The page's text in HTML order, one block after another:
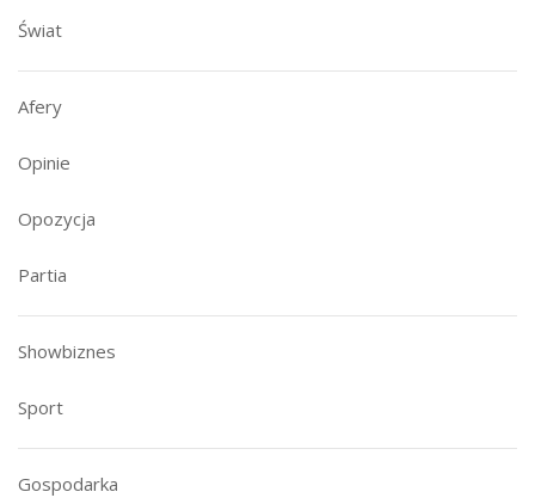
Świat
Afery
Opinie
Opozycja
Partia
Showbiznes
Sport
Gospodarka